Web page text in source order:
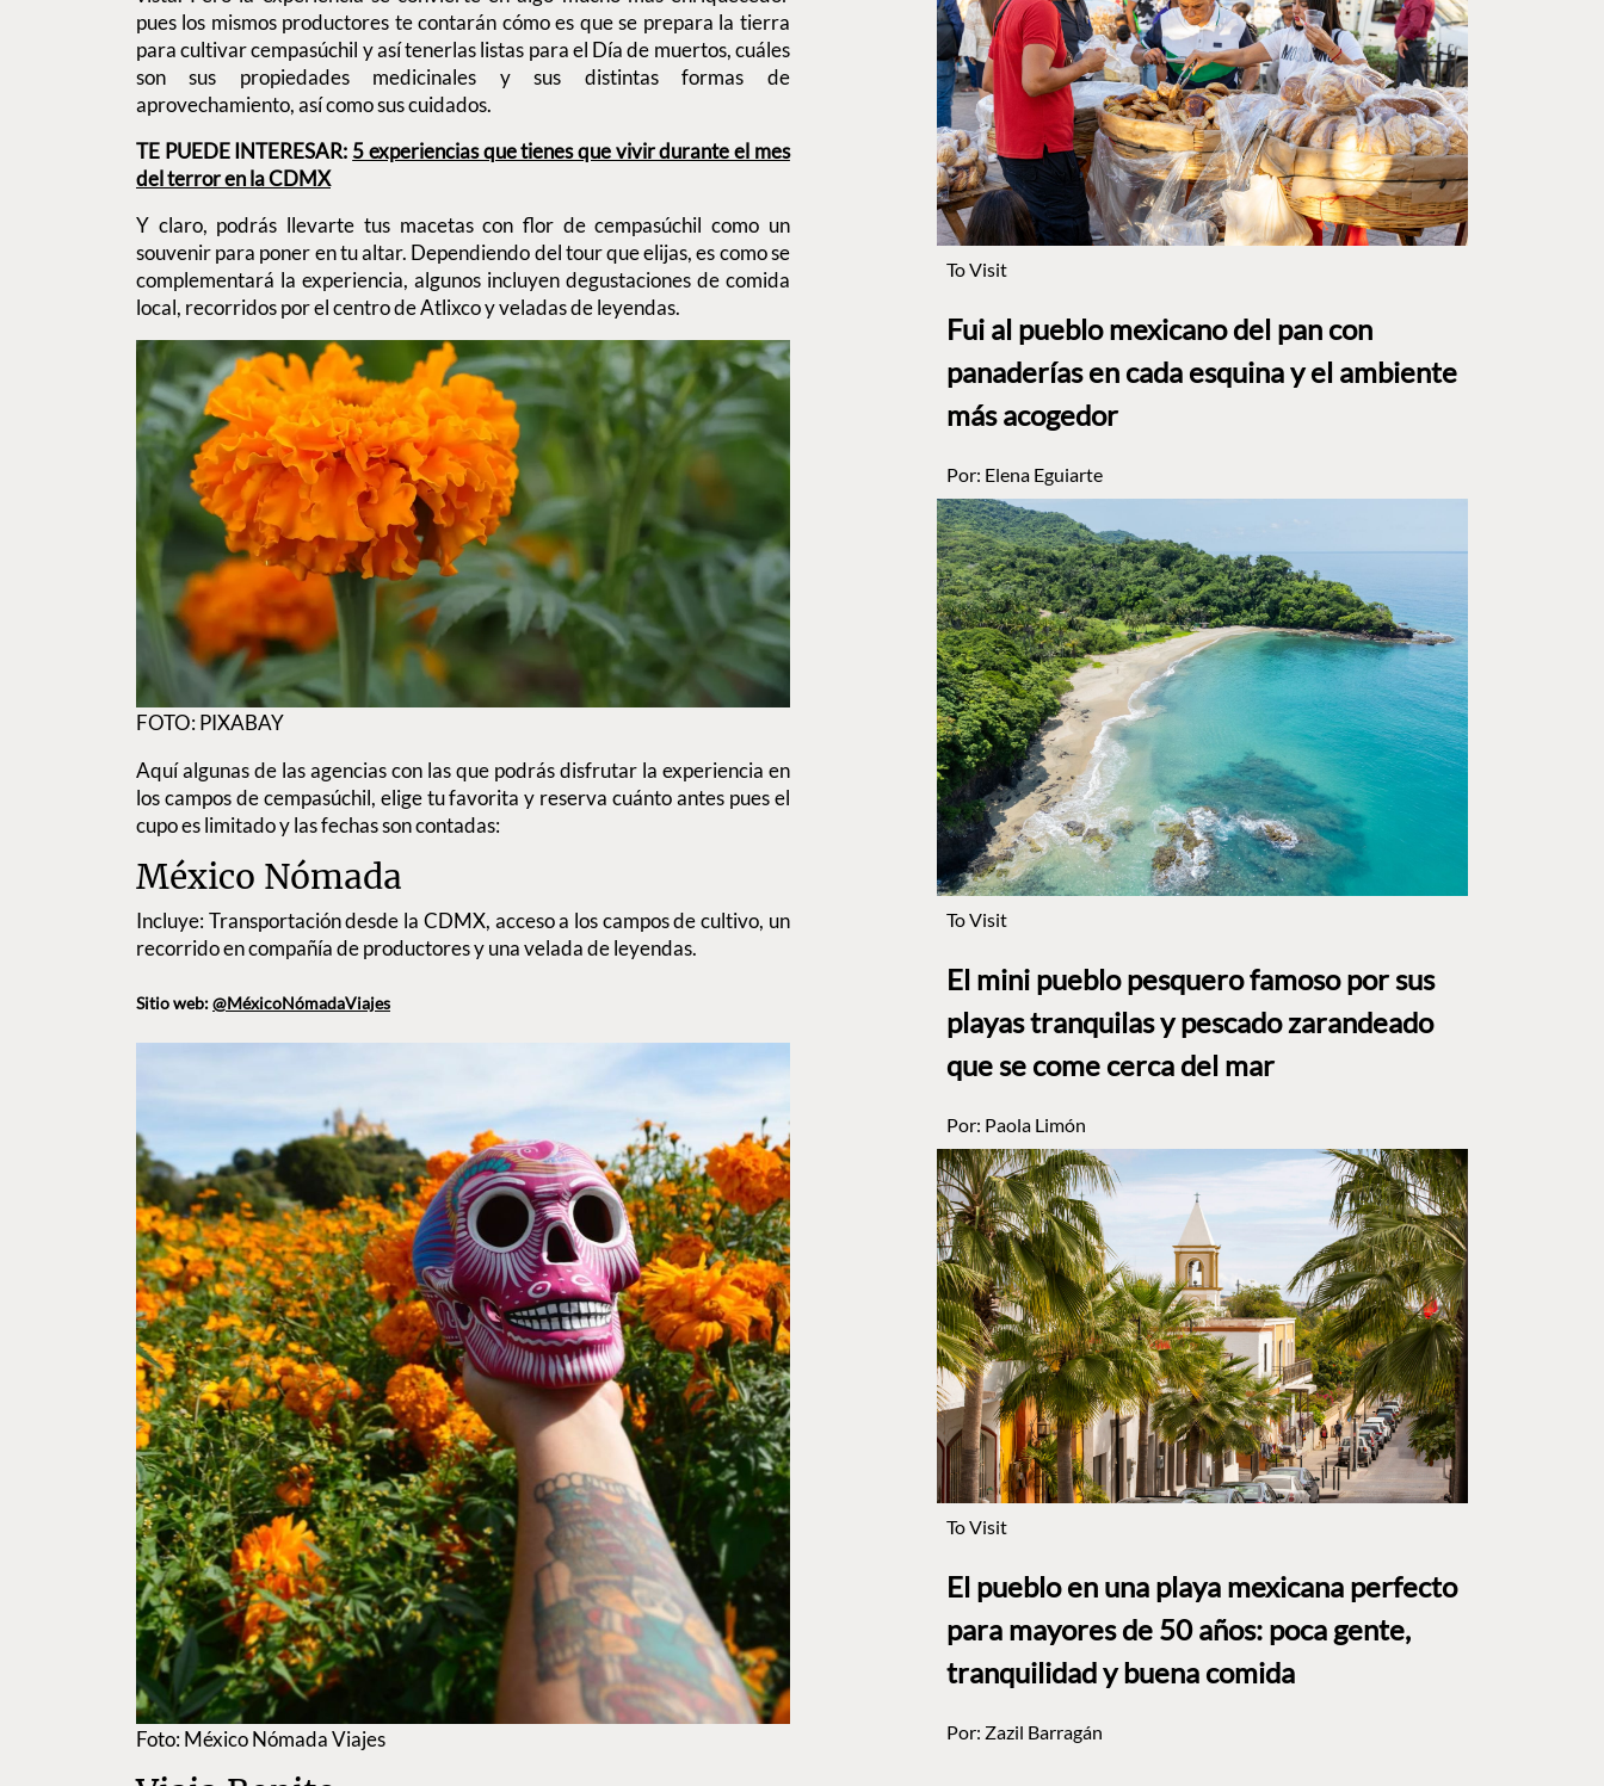
pues los mismos productores te contarán cómo es que se prepara la tierra
para cultivar cempasúchil y así tenerlas listas para el Día de muertos, cuáles
son sus propiedades medicinales y sus distintas formas de
aprovechamiento, así como sus cuidados.
TE PUEDE INTERESAR: 5 experiencias que tienes que vivir durante el mes
del terror en la CDMX
Y claro, podrás llevarte tus macetas con flor de cempasúchil como un
souvenir para poner en tu altar. Dependiendo del tour que elijas, es como se
complementará la experiencia, algunos incluyen degustaciones de comida
local, recorridos por el centro de Atlixco y veladas de leyendas.
FOTO: PIXABAY
Aquí algunas de las agencias con las que podrás disfrutar la experiencia en
los campos de cempasúchil, elige tu favorita y reserva cuánto antes pues el
cupo es limitado y las fechas son contadas:
México Nómada
Incluye: Transportación desde la CDMX, acceso a los campos de cultivo, un
recorrido en compañía de productores y una velada de leyendas.
Sitio web:@MéxicoNómadaViajes
Foto: México Nómada Viajes
To Visit
Fui al pueblo mexicano del pan con
panaderías en cada esquina y el ambiente
más acogedor
Por: Elena Eguiarte
To Visit
El mini pueblo pesquero famoso por sus
playas tranquilas y pescado zarandeado
que se come cerca del mar
Por: Paola Limón
To Visit
El pueblo en una playa mexicana perfecto
para mayores de 50 años: poca gente,
tranquilidad y buena comida
Por: Zazil Barragán